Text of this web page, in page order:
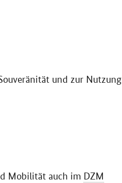
und zur Nutzung
Mobilität auch im DZM